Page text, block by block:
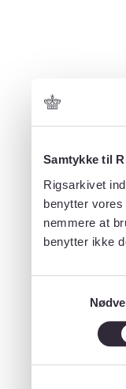
Samtykke til
Rigsarkivet
benytter
nemmere at
benytter ikke